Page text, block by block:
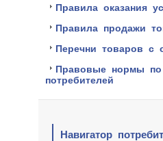
Правила оказания
Правила продажи
Перечни товаров с
Правовые нормы по
потребителей
Навигатор